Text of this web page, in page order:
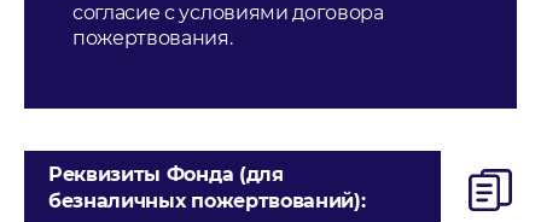
согласие с условиями договора
пожертвования.
Реквизиты Фонда (для
безналичных пожертвований):